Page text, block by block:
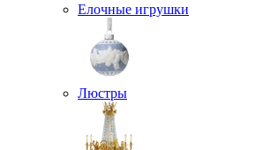
Елочные игрушки
Люстры